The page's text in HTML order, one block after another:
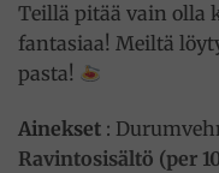
Teillä pitää vain olla
fantasiaa! Meiltä
pasta!
Ainekset :
Ravintosisältö (per